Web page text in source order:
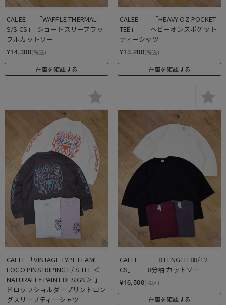
CALEE 　 「WAFFLE THERMAL
S/S CS」  ショートスリーブワッ
フルカットソー
¥14,300(税込)
在庫を確認する
CALEE　　「HEAVY OZ POCKET
TEE」　　ヘビーオンスポケット
ティーシャツ
¥13,200(税込)
在庫を確認する
CALEE 「VINTAGE TYPE FLAME
LOGO PINSTRIPING L/ S TEE ＜
NATURALLY PAINT DESIGN＞ 」
ドロップショルダープリントロン
グスリーブティーシャツ
CALEE　　「8 LENGTH 88/12
CS」　　8分袖 カットソー
¥16,500(税込)
在庫を確認する